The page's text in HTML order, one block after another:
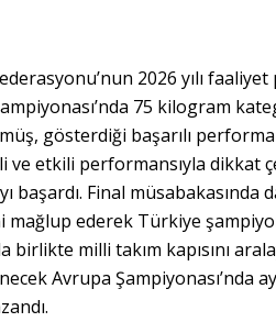
2026 yılı
75 kilogram
gösterdiği başarılı
ve etkili performansıyla dikkat
başardı. Final müsabakasında
mağlup ederek Türkiye
birlikte milli takım kapısını
Avrupa Şampiyonası’nda